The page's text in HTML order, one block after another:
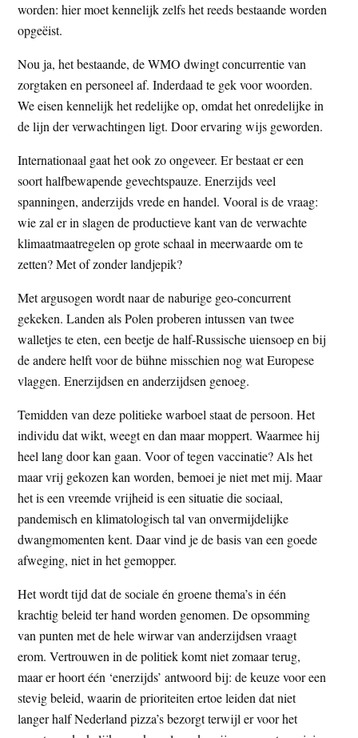
worden: hier moet kennelijk zelfs het reeds bestaande worden
opgeëist.
Nou ja, het bestaande, de WMO dwingt concurrentie van
zorgtaken en personeel af. Inderdaad te gek voor woorden.
We eisen kennelijk het redelijke op, omdat het onredelijke in
de lijn der verwachtingen ligt. Door ervaring wijs geworden.
Internationaal gaat het ook zo ongeveer. Er bestaat er een
soort halfbewapende gevechtspauze. Enerzijds veel
spanningen, anderzijds vrede en handel. Vooral is de vraag:
wie zal er in slagen de productieve kant van de verwachte
klimaatmaatregelen op grote schaal in meerwaarde om te
zetten? Met of zonder landjepik?
Met argusogen wordt naar de naburige geo-concurrent
gekeken. Landen als Polen proberen intussen van twee
walletjes te eten, een beetje de half-Russische uiensoep en bij
de andere helft voor de bühne misschien nog wat Europese
vlaggen. Enerzijdsen en anderzijdsen genoeg.
Temidden van deze politieke warboel staat de persoon. Het
individu dat wikt, weegt en dan maar moppert. Waarmee hij
heel lang door kan gaan. Voor of tegen vaccinatie? Als het
maar vrij gekozen kan worden, bemoei je niet met mij. Maar
het is een vreemde vrijheid is een situatie die sociaal,
pandemisch en klimatologisch tal van onvermijdelijke
dwangmomenten kent. Daar vind je de basis van een goede
afweging, niet in het gemopper.
Het wordt tijd dat de sociale én groene thema’s in één
krachtig beleid ter hand worden genomen. De opsomming
van punten met de hele wirwar van anderzijdsen vraagt
erom. Vertrouwen in de politiek komt niet zomaar terug,
maar er hoort één ‘enerzijds’ antwoord bij: de keuze voor een
stevig beleid, waarin de prioriteiten ertoe leiden dat niet
langer half Nederland pizza’s bezorgt terwijl er voor het